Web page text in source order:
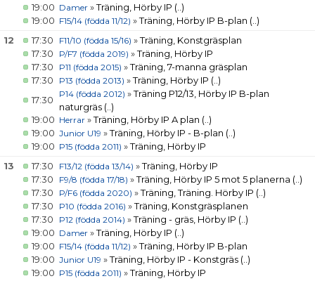
19:00 Damer »Träning, Hörby IP (..)
19:00 F15/14 (födda 11/12) »Träning, Hörby IP B-plan (..)
12
17:30 F11/10 (födda 15/16) »Träning, Konstgräsplan
17:30
P/F7 (födda 2019) »Träning, Hörby IP
17:30
P11 (födda 2015) »Träning, 7-manna gräsplan
17:30
P13 (födda 2013) »Träning, Hörby IP (..)
17:30
P14 (födda 2012) »Träning P12/13, Hörby IP B-plan
naturgräs (..)
19:00 Herrar »Träning, Hörby IP A plan (..)
19:00 Junior U19 »Träning, Hörby IP - B-plan (..)
19:00 P15 (födda 2011) »Träning, Hörby IP
13
17:30 F13/12 (födda 13/14) »Träning, Hörby IP
17:30
F9/8 (födda 17/18) »Träning, Hörby IP 5 mot 5 planerna (..)
17:30
P/F6 (födda 2020) »Träning, Träning. Hörby IP (..)
17:30
P10 (födda 2016) »Träning, Konstgräsplanen
17:30
P12 (födda 2014) »Träning - gräs, Hörby IP (..)
19:00 Damer »Träning, Hörby IP (..)
19:00 F15/14 (födda 11/12) »Träning, Hörby IP B-plan
19:00 Junior U19 »Träning, Hörby IP - Konstgräs (..)
19:00 P15 (födda 2011) »Träning, Hörby IP